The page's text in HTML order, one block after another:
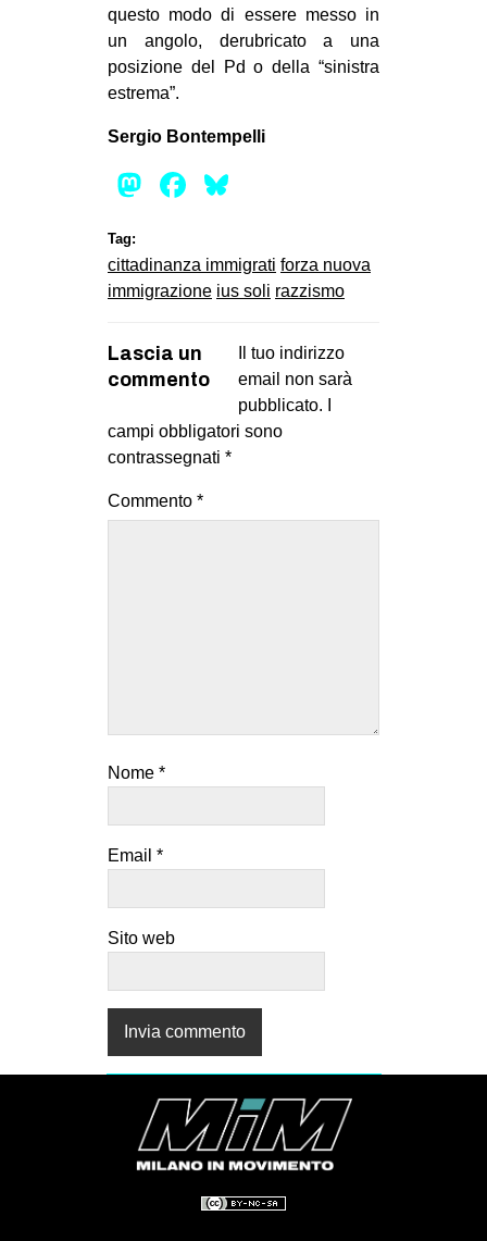
questo modo di essere messo in
un angolo, derubricato a una
posizione del Pd o della “sinistra
estrema”.
Sergio Bontempelli
Mastodon
Facebook
Tag:
cittadinanza immigrati forza nuova
immigrazione ius soli razzismo
Lascia un
commento
Il tuo indirizzo
email non sarà
pubblicato.
campi obbligatori sono
contrassegnati *
Commento *
Nome *
Email *
Sito web